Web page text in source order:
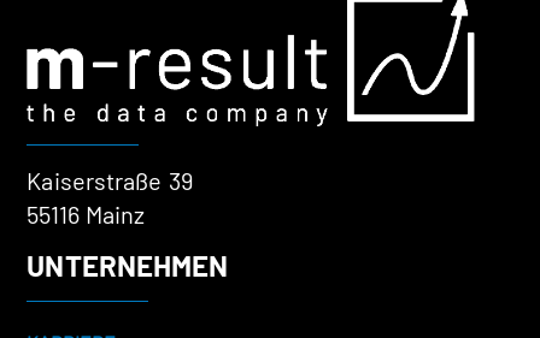
Kaiserstraße 39
55116 Mainz
UNTERNEHMEN